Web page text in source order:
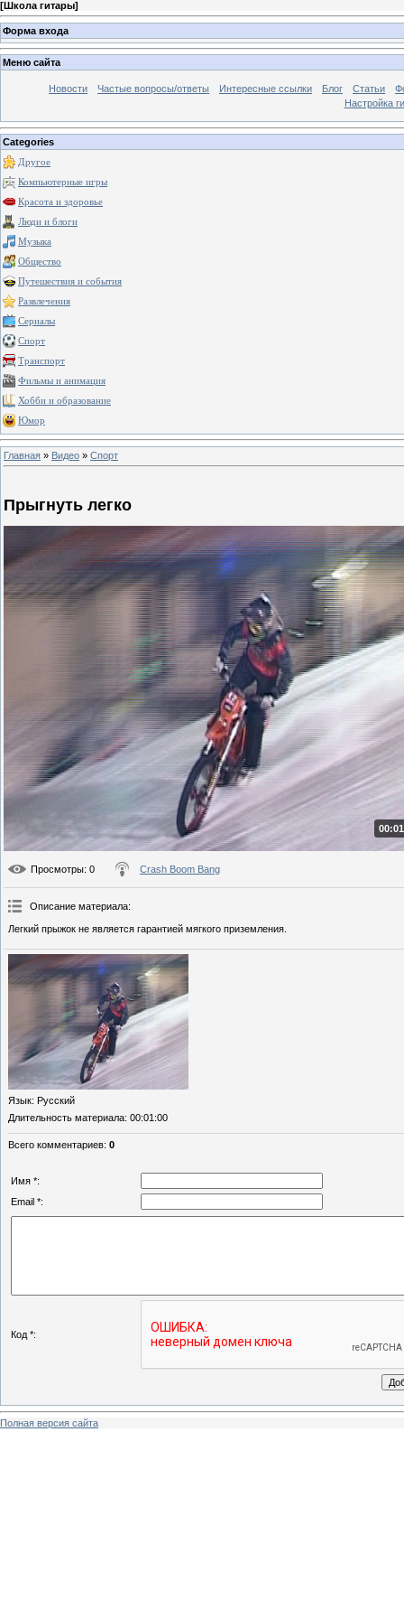
[Школа гитары]
Форма входа
Меню сайта
Новости Частые вопросы/ответы Интересные ссылки Блог Статьи
Настройка
Categories
Другое
Компьютерные игры
Красота и здоровье
Люди и блоги
Музыка
Общество
Путешествия и события
Развлечения
Сериалы
Спорт
Транспорт
Фильмы и анимация
Хобби и образование
Юмор
Главная » Видео » Спорт
Прыгнуть легко
Просмотры: 0 Crash Boom Bang
Описание материала:
Легкий прыжок не является гарантией мягкого приземления.
Язык: Русский
Длительность материала: 00:01:00
Всего комментариев: 0
Имя *:
Email *:
Код *:
Полная версия сайта